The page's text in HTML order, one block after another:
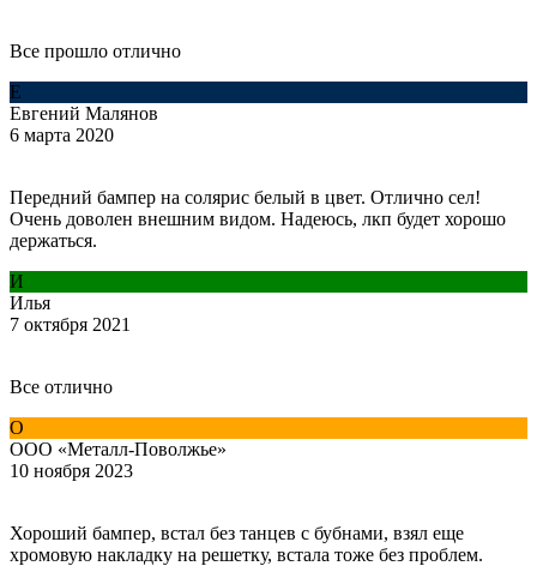
Все прошло отлично
Е
Евгений Малянов
6 марта 2020
Передний бампер на солярис белый в цвет. Отлично сел!
Очень доволен внешним видом. Надеюсь, лкп будет хорошо
держаться.
И
Илья
7 октября 2021
Все отлично
О
ООО «Металл-Поволжье»
10 ноября 2023
Хороший бампер, встал без танцев с бубнами, взял еще
хромовую накладку на решетку, встала тоже без проблем.